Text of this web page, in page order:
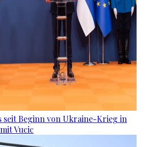
seit Beginn von Ukraine-Krieg in
Vucic